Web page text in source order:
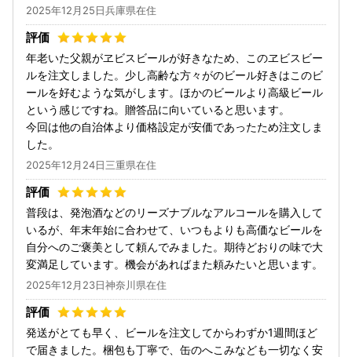
2025年12月25日兵庫県在住
年老いた父親がヱビスビールが好きなため、このヱビスビー
ルを注文しました。少し高齢な方々がのビール好きはこのビ
ールを好むような気がします。ほかのビールより高級ビール
という感じですね。贈答品に向いていると思います。
今回は他の自治体より価格設定が安価であったため注文しま
した。
2025年12月24日三重県在住
普段は、発泡酒などのリーズナブルなアルコールを購入して
いるが、年末年始に合わせて、いつもよりも高価なビールを
自分へのご褒美として頼んでみました。期待どおりの味で大
変満足しています。機会があればまた頼みたいと思います。
2025年12月23日神奈川県在住
発送がとても早く、ビールを注文してからわずか1週間ほど
で届きました。梱包も丁寧で、缶のへこみなども一切なく安